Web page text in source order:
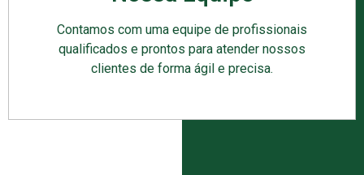
Contamos com uma equipe de profissionais
qualificados e prontos para atender nossos
clientes de forma ágil e precisa.